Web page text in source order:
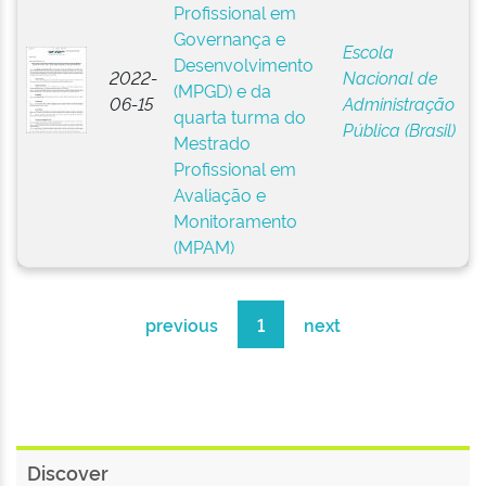
2022-
06-15
Profissional em
Governança e
Desenvolvimento
(MPGD) e da
quarta turma do
Mestrado
Profissional em
Avaliação e
Monitoramento
(MPAM)
Escola
Nacional de
Administração
Pública (Brasil)
previous 1 next
Discover